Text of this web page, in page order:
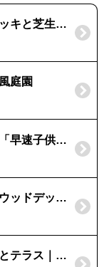
奈良県宇陀市：ウッドデッキと芝生の庭｜リビングガーデン事例
庭園
奈良市：お庭に人工芝｜「早速子供が寝ころんでいました！」
大阪府堺市：外構工事｜ウッドデッキ｜テラス｜樹ら楽ステージ
奈良市：木目調のデッキとテラス｜樹ら楽ステージ木彫